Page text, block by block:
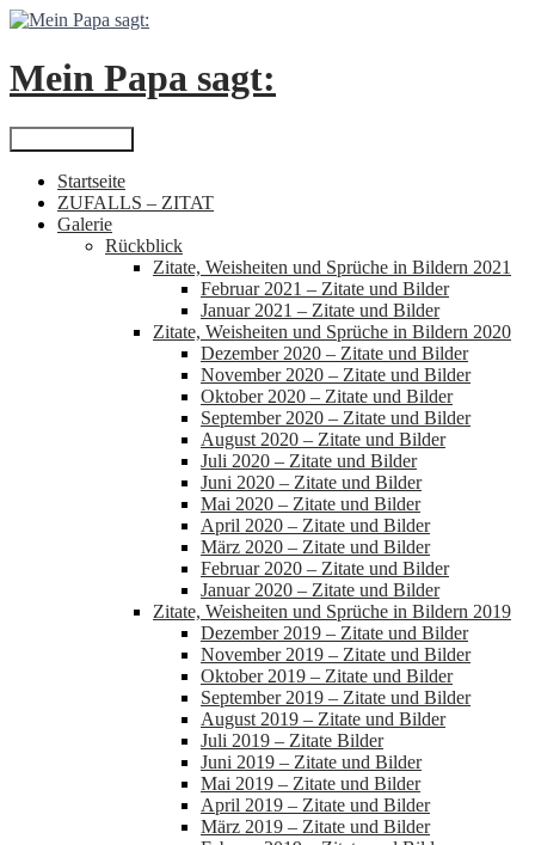
Zum
springen
Mein Papa sagt:
Suchen
Startseite
ZUFALLS – ZITAT
Galerie
Rückblick
Zitate, Weisheiten und Sprüche in Bildern 2021
Februar 2021 – Zitate und Bilder
Januar 2021 – Zitate und Bilder
Zitate, Weisheiten und Sprüche in Bildern 2020
Dezember 2020 – Zitate und Bilder
November 2020 – Zitate und Bilder
Oktober 2020 – Zitate und Bilder
September 2020 – Zitate und Bilder
August 2020 – Zitate und Bilder
Juli 2020 – Zitate und Bilder
Juni 2020 – Zitate und Bilder
Mai 2020 – Zitate und Bilder
April 2020 – Zitate und Bilder
März 2020 – Zitate und Bilder
Februar 2020 – Zitate und Bilder
Januar 2020 – Zitate und Bilder
Zitate, Weisheiten und Sprüche in Bildern 2019
Dezember 2019 – Zitate und Bilder
November 2019 – Zitate und Bilder
Oktober 2019 – Zitate und Bilder
September 2019 – Zitate und Bilder
August 2019 – Zitate und Bilder
Juli 2019 – Zitate Bilder
Juni 2019 – Zitate und Bilder
Mai 2019 – Zitate und Bilder
April 2019 – Zitate und Bilder
März 2019 – Zitate und Bilder